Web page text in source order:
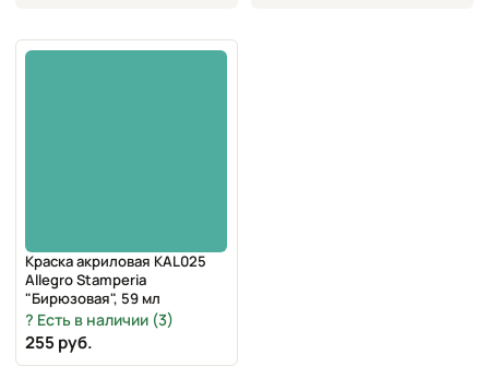
Краска акриловая KAL025
Allegro Stamperia
"Бирюзовая", 59 мл
Есть в наличии (3)
255 руб.